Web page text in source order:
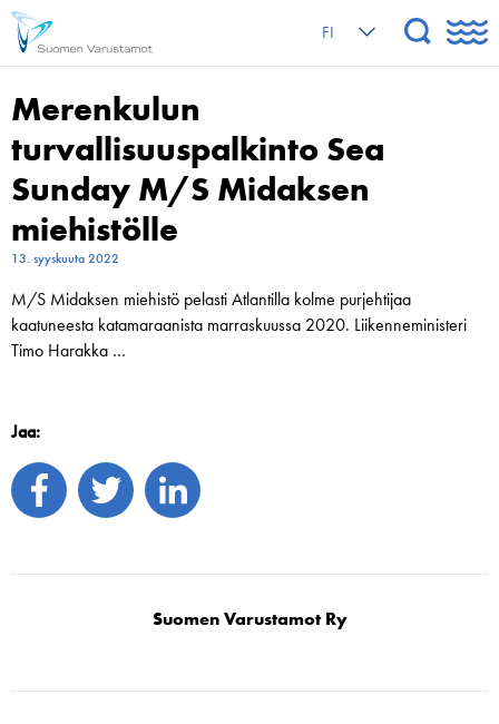
FI
Merenkulun
turvallisuuspalkinto Sea
Sunday M/S Midaksen
miehistölle
13. syyskuuta 2022
M/S Midaksen miehistö pelasti Atlantilla kolme purjehtijaa
kaatuneesta katamaraanista marraskuussa 2020. Liikenneministeri
Timo Harakka …
Jaa:
Suomen Varustamot Ry